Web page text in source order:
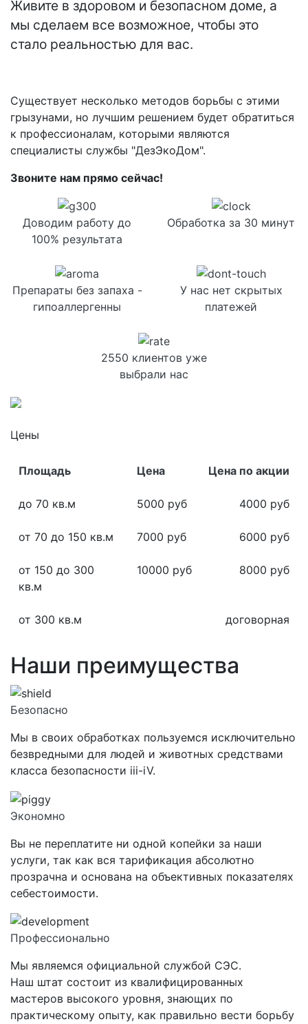
Живите в здоровом и безопасном доме, а
мы сделаем все возможное, чтобы это
стало реальностью для вас.
Существует несколько методов борьбы с этими
грызунами, но лучшим решением будет обратиться
к профессионалам, которыми являются
специалисты службы "ДезЭкоДом".
Звоните нам прямо сейчас!
Доводим работу до
100% результата
Обработка за 30 минут
Препараты без запаха -
гипоаллергенны
У нас нет скрытых
платежей
2550 клиентов уже
выбрали нас
Цены
Площадь Цена Цена по акции
до 70 кв.м 5000 руб 4000 руб
от 70 до 150 кв.м 7000 руб 6000 руб
от 150 до 300
кв.м
10000 руб 8000 руб
от 300 кв.м договорная
Наши преимущества
Безопасно
Мы в своих обработках пользуемся исключительно
безвредными для людей и животных средствами
класса безопасности iii-iV.
Экономно
Вы не переплатите ни одной копейки за наши
услуги, так как вся тарификация абсолютно
прозрачна и основана на объективных показателях
себестоимости.
Профессионально
Мы являемся официальной службой СЭС.
Наш штат состоит из квалифицированных
мастеров высокого уровня, знающих по
практическому опыту, как правильно вести борьбу